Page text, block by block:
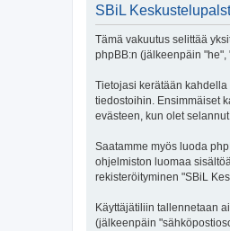
SBiL
Tämä vakuutus selittää
phpBB:n (jälkeenpäin "he",
Tietojasi kerätään
tiedostoihin. Ensimmäiset
evästeen, kun olet
Saatamme myös luoda
ohjelmiston luomaa
rekisteröityminen "SBiL
Käyttäjätiliin tallennetaan
(jälkeenpäin